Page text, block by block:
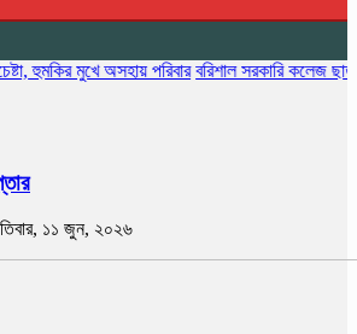
অসহায় পরিবার বরিশাল সরকারি কলেজ ছাত্রদলের
১১ জুন, ২০২৬